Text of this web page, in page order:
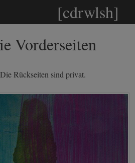
[cdrwlsh]
Vorderseiten
Rückseiten sind privat.